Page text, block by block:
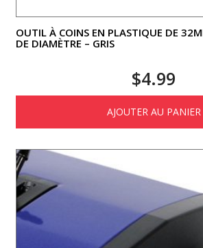
OUTIL À COINS EN PLASTIQUE DE
DE DIAMÈTRE – GRIS
$4.99
AJOUTER AU PANIER